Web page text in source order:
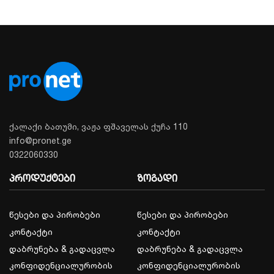
ქალაქი ბათუმი, ვაჟა ფშაველას ქუჩა 110
info@pronet.ge
0322060330
პროდუქტები
წესები და პირობები
კონტაქტი
დაბრუნება & გადაცვლა
კონფიდენციალურობის
ზოგადი
წესები და პირობები
კონტაქტი
დაბრუნება & გადაცვლა
კონფიდენციალურობის